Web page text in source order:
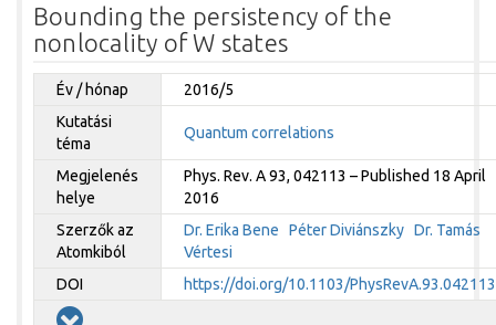
Bounding the persistency of the
nonlocality of W states
Év / hónap
2016/5
Kutatási
téma
Quantum correlations
Megjelenés
helye
Phys. Rev. A 93, 042113 – Published 18 April
2016
Szerzők az
Atomkiból
Dr. Erika Bene Péter Diviánszky Dr. Tamás
Vértesi
DOI
https://doi.org/10.1103/PhysRevA.93.042113